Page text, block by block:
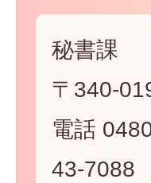
秘書課
〒340-
電話
43-7088